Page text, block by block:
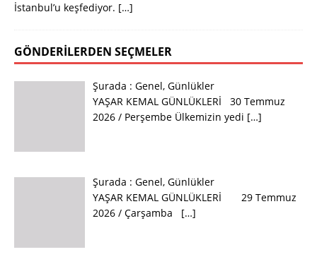
İstanbul’u keşfediyor. […]
GÖNDERILERDEN SEÇMELER
Şurada : Genel, Günlükler
YAŞAR KEMAL GÜNLÜKLERİ 30 Temmuz
2026 / Perşembe Ülkemizin yedi […]
Şurada : Genel, Günlükler
YAŞAR KEMAL GÜNLÜKLERİ 29 Temmuz
2026 / Çarşamba […]